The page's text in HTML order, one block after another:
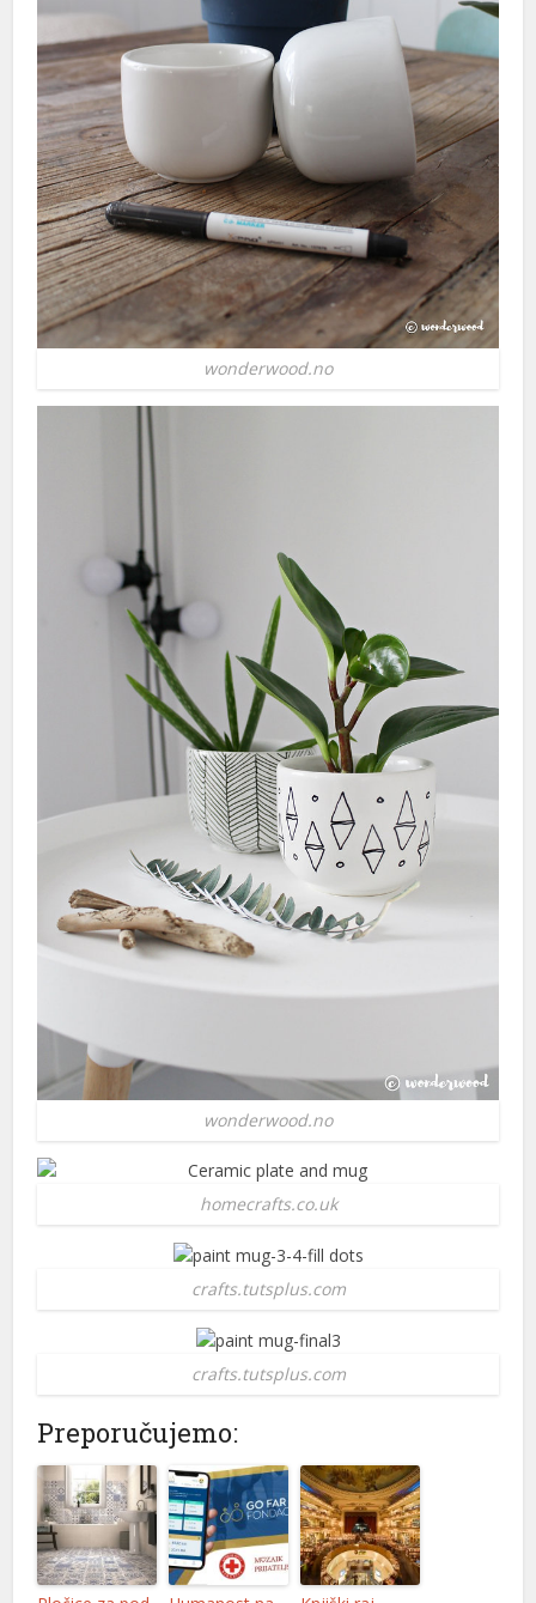
wonderwood.no
wonderwood.no
homecrafts.co.uk
crafts.tutsplus.com
crafts.tutsplus.com
Preporučujemo: